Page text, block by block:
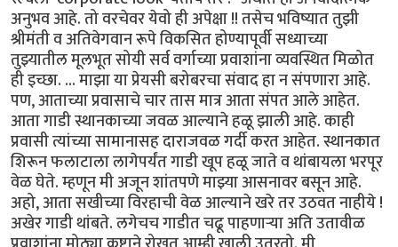
अनुभव आहे. तो वरचेवर येवो ही अपेक्षा !! तसेच भविष्यात तुझी
श्रीमंती व अतिवेगवान रूपे विकसित होण्यापूर्वी सध्याच्या
तुझ्यातील मूलभूत सोयी सर्व वर्गाच्या प्रवाशांना व्यवस्थित मिळोत
ही इच्छा. ... माझा या प्रेयसी बरोबरचा संवाद हा न संपणारा आहे.
पण, आताच्या प्रवासाचे चार तास मात्र आता संपत आले आहेत.
आता गाडी स्थानकाच्या जवळ आल्याने हळू झाली आहे. काही
प्रवासी त्यांच्या सामानासह दाराजवळ गर्दी करत आहेत. स्थानकात
शिरून फलाटाला लागेपर्यंत गाडी खूप हळू जाते व थांबायला भरपूर
वेळ घेते. म्हणून मी अजून शांतपणे माझ्या आसनावर बसून आहे.
अहो, आता सखीच्या विरहाची वेळ आल्याने खरे तर उठवत नाहीये !
अखेर गाडी थांबते. लगेचच गाडीत चढू पाहणाऱ्या अति उतावीळ